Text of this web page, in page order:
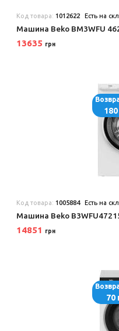
Код товара: 1012622 Есть на
Машина Beko BM3WFU
13635 грн
Код товара: 1005884 Есть на
Машина Beko
14851 грн
70